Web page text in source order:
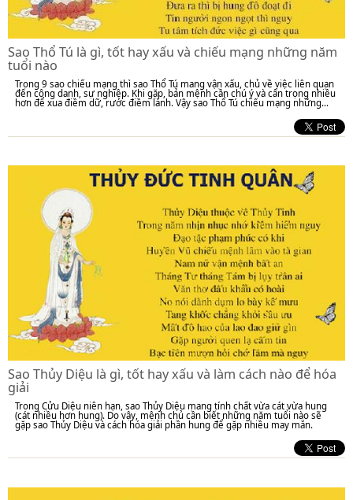
Sao Thổ Tú là gì, tốt hay xấu và chiếu mạng những năm
tuổi nào
Trong 9 sao chiếu mạng thì sao Thổ Tú mang vận xấu, chủ về việc liên quan
đến công danh, sự nghiệp. Khi gặp, bản mệnh cần chú ý và cẩn trọng nhiều
hơn để xua điềm dữ, rước điềm lành. Vậy sao Thổ Tú chiếu mạng những...
Sao Thủy Diệu là gì, tốt hay xấu và làm cách nào để hóa
giải
Trong Cửu Diệu niên hạn, sao Thủy Diệu mang tính chất vừa cát vừa hung
(cát nhiều hơn hung). Do vậy, mệnh chủ cần biết những năm tuổi nào sẽ
gặp sao Thủy Diệu và cách hóa giải phần hung để gặp nhiều may mắn.